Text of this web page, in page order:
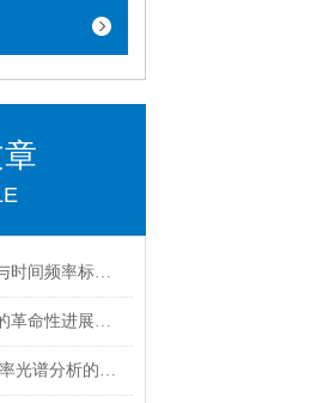
光学频率梳：精确测量与时间频率标准的新工具
光学频率梳：激光技术的革命性进展与应用前景
光学频率梳:实现高分辨率光谱分析的仪器